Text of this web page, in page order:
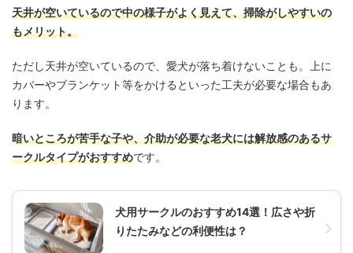
天井が空いているので中の様子がよく見えて、掃除がしやすいの
もメリット。
ただし天井が空いているので、愛犬が落ち着けないことも。上に
カバーやブランケット等をかけるといった工夫が必要な場合もあ
ります。
暗いところが苦手な子や、介助が必要な老犬には解放感のあるサ
ークルタイプがおすすめです。
犬用サークルのおすすめ14選！広さや折
りたたみなどの利便性は？